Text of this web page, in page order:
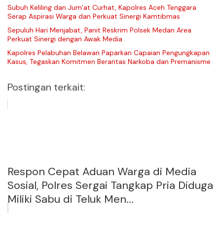
Subuh Keliling dan Jum’at Curhat, Kapolres Aceh Tenggara
Serap Aspirasi Warga dan Perkuat Sinergi Kamtibmas
Sepuluh Hari Menjabat, Panit Reskrim Polsek Medan Area
Perkuat Sinergi dengan Awak Media
Kapolres Pelabuhan Belawan Paparkan Capaian Pengungkapan
Kasus, Tegaskan Komitmen Berantas Narkoba dan Premanisme
Postingan terkait:
Respon Cepat Aduan Warga di Media
Sosial, Polres Sergai Tangkap Pria Diduga
Miliki Sabu di Teluk Men...